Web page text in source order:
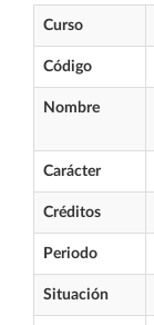
Curso
Código
Nombre
Carácter
Créditos
Periodo
Situación